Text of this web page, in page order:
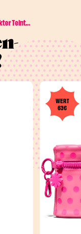
Teint...
WERT
63€